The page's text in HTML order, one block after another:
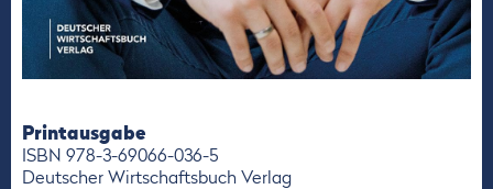
Printausgabe
ISBN 978-3-69066-036-5
Deutscher Wirtschaftsbuch Verlag